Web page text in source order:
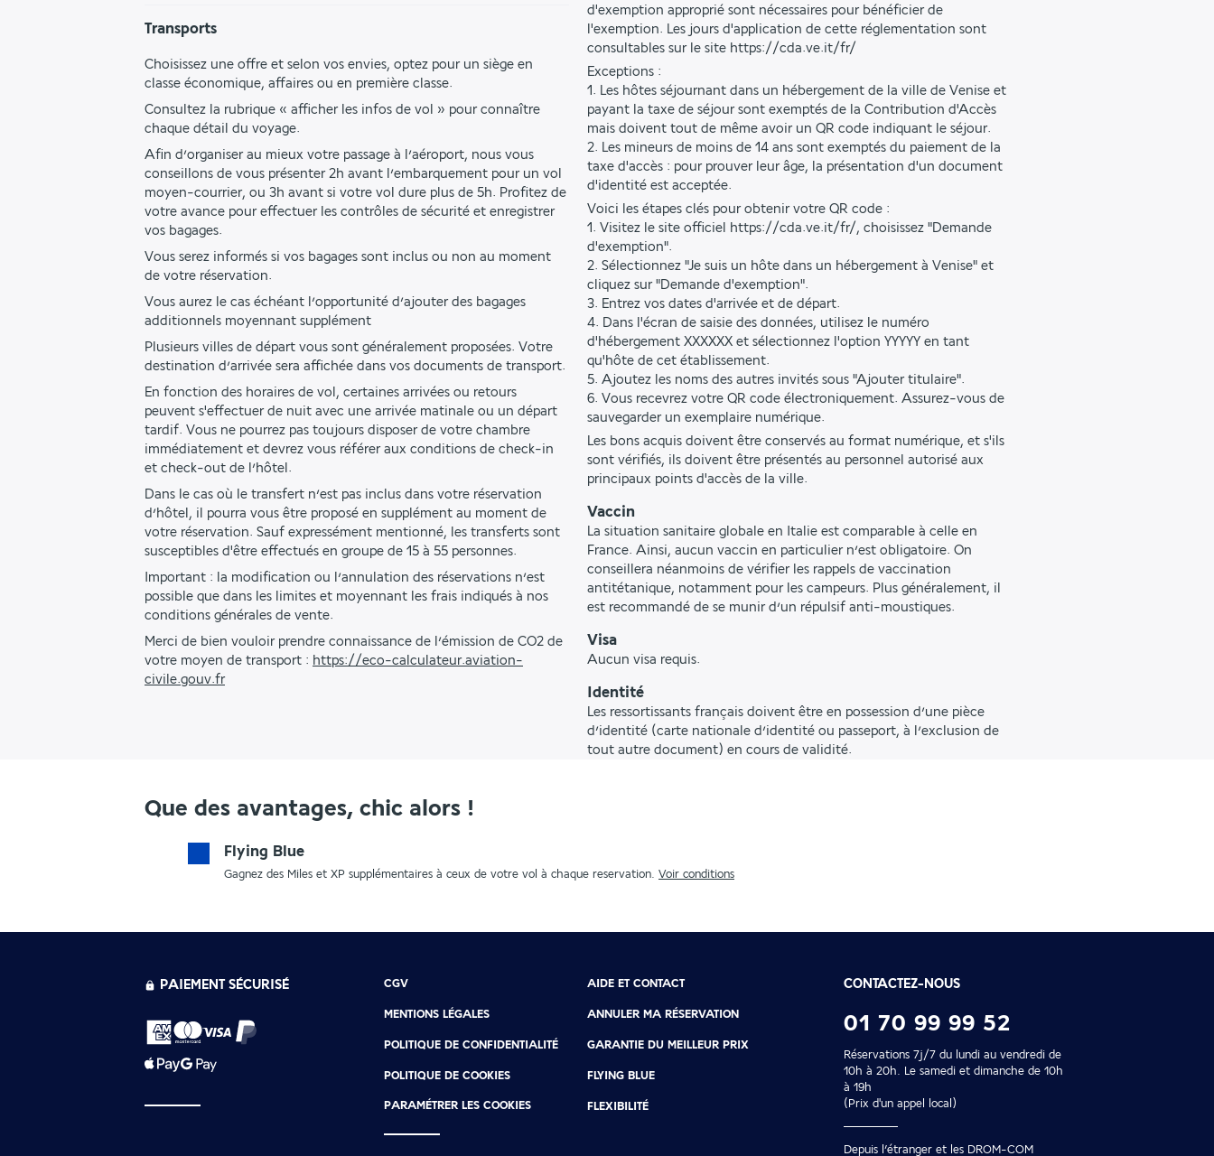
Transports
Choisissez une offre et selon vos envies, optez pour un siège en
classe économique, affaires ou en première classe.
Consultez la rubrique « afficher les infos de vol » pour connaître
chaque détail du voyage.
Afin d’organiser au mieux votre passage à l’aéroport, nous vous
conseillons de vous présenter 2h avant l’embarquement pour un vol
moyen-courrier, ou 3h avant si votre vol dure plus de 5h. Profitez de
votre avance pour effectuer les contrôles de sécurité et enregistrer
vos bagages.
Vous serez informés si vos bagages sont inclus ou non au moment
de votre réservation.
Vous aurez le cas échéant l’opportunité d’ajouter des bagages
additionnels moyennant supplément
Plusieurs villes de départ vous sont généralement proposées. Votre
destination d’arrivée sera affichée dans vos documents de transport.
En fonction des horaires de vol, certaines arrivées ou retours
peuvent s'effectuer de nuit avec une arrivée matinale ou un départ
tardif. Vous ne pourrez pas toujours disposer de votre chambre
immédiatement et devrez vous référer aux conditions de check-in
et check-out de l’hôtel.
Dans le cas où le transfert n’est pas inclus dans votre réservation
d’hôtel, il pourra vous être proposé en supplément au moment de
votre réservation. Sauf expressément mentionné, les transferts sont
susceptibles d'être effectués en groupe de 15 à 55 personnes.
Important : la modification ou l’annulation des réservations n’est
possible que dans les limites et moyennant les frais indiqués à nos
conditions générales de vente.
Merci de bien vouloir prendre connaissance de l’émission de CO2 de
votre moyen de transport : https://eco-calculateur.aviation-
civile.gouv.fr
d'exemption approprié sont nécessaires pour bénéficier de
l'exemption. Les jours d'application de cette réglementation sont
consultables sur le site https://cda.ve.it/fr/
Exceptions :
1. Les hôtes séjournant dans un hébergement de la ville de Venise et
payant la taxe de séjour sont exemptés de la Contribution d'Accès
mais doivent tout de même avoir un QR code indiquant le séjour.
2. Les mineurs de moins de 14 ans sont exemptés du paiement de la
taxe d'accès : pour prouver leur âge, la présentation d'un document
d'identité est acceptée.
Voici les étapes clés pour obtenir votre QR code :
1. Visitez le site officiel https://cda.ve.it/fr/, choisissez "Demande
d'exemption".
2. Sélectionnez "Je suis un hôte dans un hébergement à Venise" et
cliquez sur "Demande d'exemption".
3. Entrez vos dates d'arrivée et de départ.
4. Dans l'écran de saisie des données, utilisez le numéro
d'hébergement XXXXXX et sélectionnez l'option YYYYY en tant
qu'hôte de cet établissement.
5. Ajoutez les noms des autres invités sous "Ajouter titulaire".
6. Vous recevrez votre QR code électroniquement. Assurez-vous de
sauvegarder un exemplaire numérique.
Les bons acquis doivent être conservés au format numérique, et s'ils
sont vérifiés, ils doivent être présentés au personnel autorisé aux
principaux points d'accès de la ville.
Vaccin
La situation sanitaire globale en Italie est comparable à celle en
France. Ainsi, aucun vaccin en particulier n’est obligatoire. On
conseillera néanmoins de vérifier les rappels de vaccination
antitétanique, notamment pour les campeurs. Plus généralement, il
est recommandé de se munir d’un répulsif anti-moustiques.
Visa
Aucun visa requis.
Identité
Les ressortissants français doivent être en possession d’une pièce
d’identité (carte nationale d’identité ou passeport, à l’exclusion de
tout autre document) en cours de validité.
Que des avantages, chic alors !
Flying Blue
Gagnez des Miles et XP supplémentaires à ceux de votre vol à chaque reservation. Voir conditions
PAIEMENT SÉCURISÉ CONTACTEZ-NOUS
01 70 99 99 52
Réservations 7j/7 du lundi au vendredi de
10h à 20h. Le samedi et dimanche de 10h
à 19h
(Prix d'un appel local)
Depuis l’étranger et les DROM-COM
CGV
MENTIONS LÉGALES
POLITIQUE DE CONFIDENTIALITÉ
POLITIQUE DE COOKIES
PARAMÉTRER LES COOKIES
AIDE ET CONTACT
ANNULER MA RÉSERVATION
GARANTIE DU MEILLEUR PRIX
FLYING BLUE
FLEXIBILITÉ